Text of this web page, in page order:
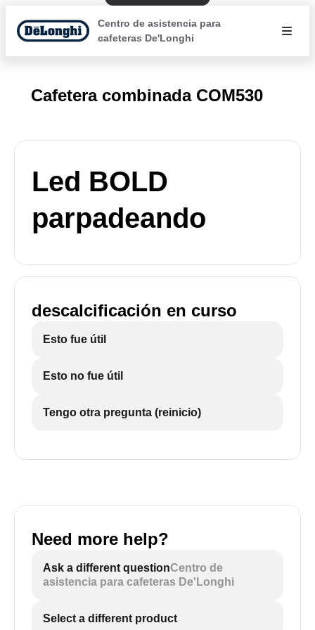
Centro de asistencia para
cafeteras De'Longhi
Cafetera combinada COM530
Led BOLD
parpadeando
descalcificación en curso
Esto fue útil
Esto no fue útil
Tengo otra pregunta (reinicio)
Need more help?
Ask a different questionCentro de
asistencia para cafeteras De'Longhi
Select a different product